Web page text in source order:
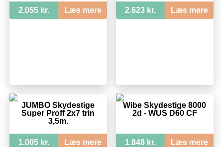
2.055 kr. Læs mere 2.623 kr. Læs mere
JUMBO Skydestige
Super Proff 2x7 trin
3,5m.
1.005 kr. Læs mere
Wibe Skydestige 8000
2d - WUS D60 CF
1.848 kr. Læs mere